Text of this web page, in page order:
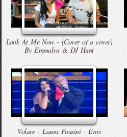
Look At Me Now - (Cover of a cover)
By Emmalyn & DJ Hunt
Volare - Laura Pausini - Eros